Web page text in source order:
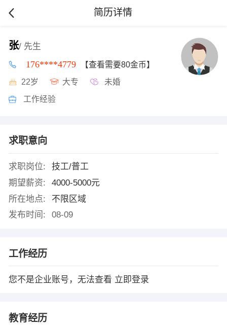
简历详情
张/ 先生
176****4779 【查看需要80金币】
22岁 大专 未婚
工作经验
求职意向
求职岗位:
技工/普工
期望薪资:
4000-5000元
所在地点:
不限区域
发布时间:
08-09
工作经历
您不是企业账号，无法查看 立即登录
教育经历